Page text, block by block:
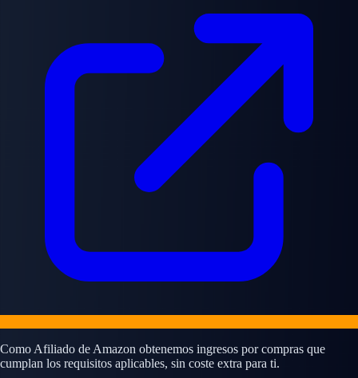
Como Afiliado de Amazon obtenemos ingresos por compras que
cumplan los requisitos aplicables, sin coste extra para ti.